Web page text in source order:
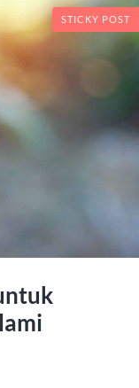
STICKY POST